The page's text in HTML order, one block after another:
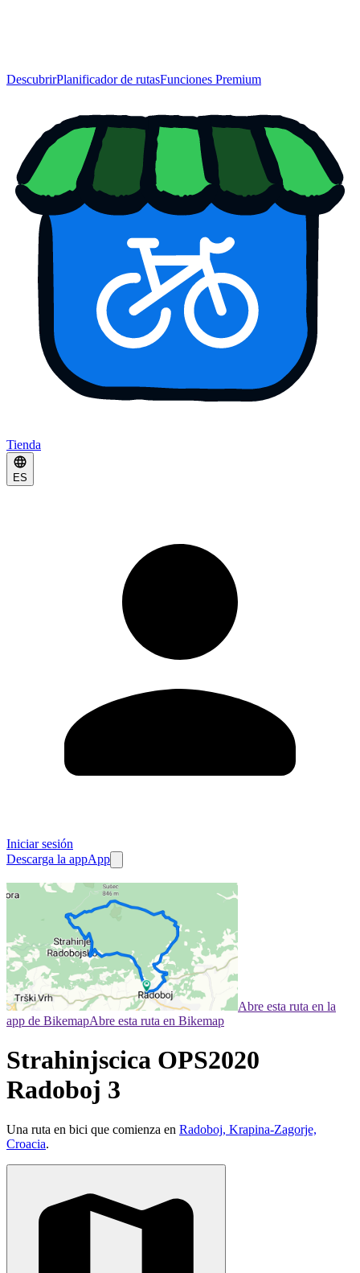
DescubrirPlanificador de rutasFunciones Premium
Tienda
ES
Iniciar sesión
Descarga la appApp
Abre esta ruta en la
app de BikemapAbre esta ruta en Bikemap
Strahinjscica OPS2020
Radoboj 3
Una ruta en bici que comienza en Radoboj, Krapina-Zagorje,
Croacia.